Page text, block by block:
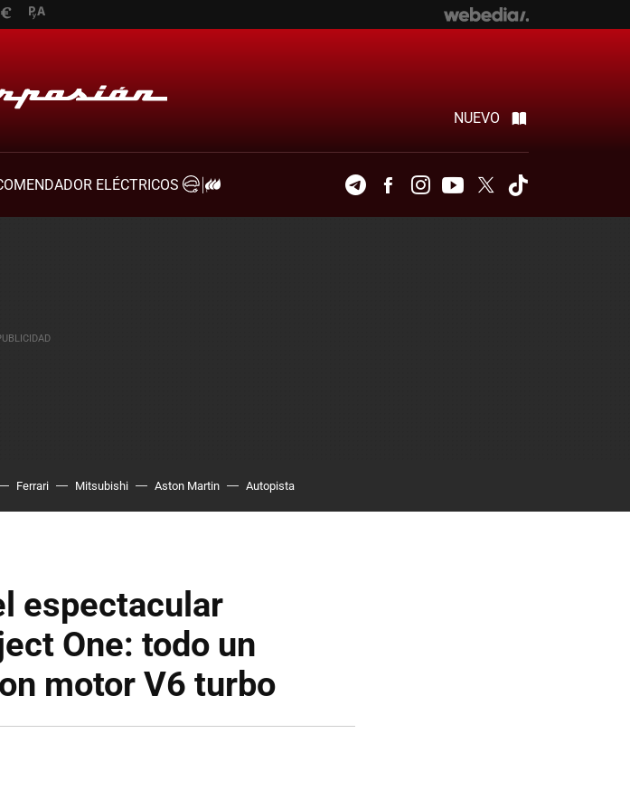
NUEVO
ELÉCTRICOS
TelegramFacebookInstagramYoutubeTwitter
Ferrari Mitsubishi Aston Martin Autopista
espectacular
One: todo un
motor V6 turbo